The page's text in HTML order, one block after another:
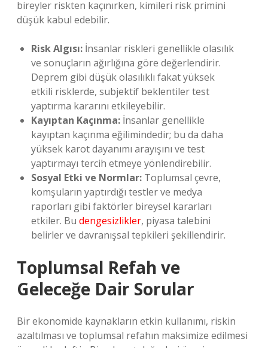
bireyler riskten kaçınırken, kimileri risk primini
düşük kabul edebilir.
Risk Algısı: İnsanlar riskleri genellikle olasılık
ve sonuçların ağırlığına göre değerlendirir.
Deprem gibi düşük olasılıklı fakat yüksek
etkili risklerde, subjektif beklentiler test
yaptırma kararını etkileyebilir.
Kayıptan Kaçınma: İnsanlar genellikle
kayıptan kaçınma eğilimindedir; bu da daha
yüksek karot dayanımı arayışını ve test
yaptırmayı tercih etmeye yönlendirebilir.
Sosyal Etki ve Normlar: Toplumsal çevre,
komşuların yaptırdığı testler ve medya
raporları gibi faktörler bireysel kararları
etkiler. Bu dengesizlikler, piyasa talebini
belirler ve davranışsal tepkileri şekillendirir.
Toplumsal Refah ve
Geleceğe Dair Sorular
Bir ekonomide kaynakların etkin kullanımı, riskin
azaltılması ve toplumsal refahın maksimize edilmesi